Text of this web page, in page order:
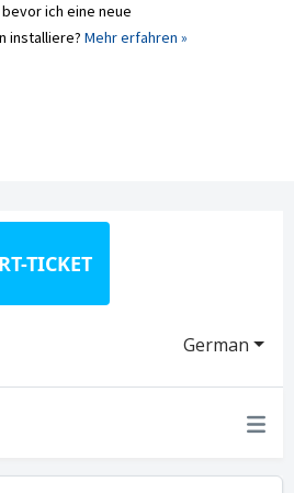
ich eine neue
installiere? Mehr erfahren »
TICKET
German